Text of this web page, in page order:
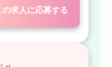
の求人に応募する